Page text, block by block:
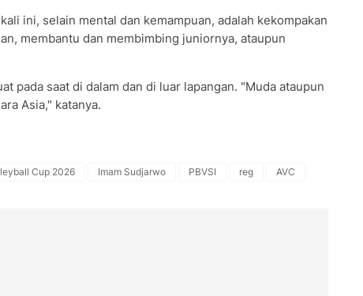
ini, selain mental dan kemampuan, adalah kekompakan
membantu dan membimbing juniornya, ataupun
pada saat di dalam dan di luar lapangan. "Muda ataupun
Asia," katanya.
Cup 2026 Imam Sudjarwo PBVSI reg AVC